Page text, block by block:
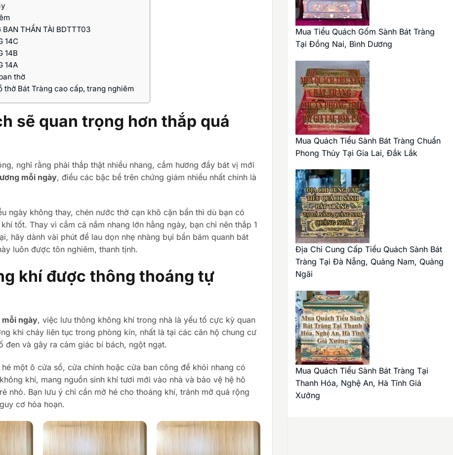
BAN THẦN TÀI BDTTT03
14C
14B
14A
thờ
thờ Bát Tràng cao cấp, trang nghiêm
sẽ quan trọng hơn thắp quá
nghĩ rằng phải thắp thật nhiều nhang, cắm hương đầy bát vị mới
mỗi ngày, điều các bậc bề trên chứng giám nhiều nhất chính là
ngày không thay, chén nước thờ cạn khô cặn bẩn thì dù bạn có
tốt. Thay vì cắm cả nắm nhang lớn hằng ngày, bạn chỉ nên thắp 1
hãy dành vài phút để lau dọn nhẹ nhàng bụi bẩn bám quanh bát
luôn được tôn nghiêm, thanh tịnh.
khí được thông thoáng tự
ngày, việc lưu thông không khí trong nhà là yếu tố cực kỳ quan
khi cháy liên tục trong phòng kín, nhất là tại các căn hộ chung cư
đen và gây ra cảm giác bí bách, ngột ngạt.
một ô cửa sổ, cửa chính hoặc cửa ban công để khói nhang có
khí, mang nguồn sinh khí tươi mới vào nhà và bảo vệ hệ hô
nhỏ. Bạn lưu ý chỉ cần mở hé cho thoáng khí, tránh mở quá rộng
cơ hỏa hoạn.
Mua Tiểu Quách Gốm Sành Bát Tràng
Tại Đồng Nai, Bình Dương
Mua Quách Tiểu Sành Bát Tràng Chuẩn
Phong Thủy Tại Gia Lai, Đắk Lắk
Địa Chỉ Cung Cấp Tiểu Quách Sành Bát
Tràng Tại Đà Nẵng, Quảng Nam, Quảng
Ngãi
Mua Quách Tiểu Sành Bát Tràng Tại
Thanh Hóa, Nghệ An, Hà Tĩnh Giá
Xưởng